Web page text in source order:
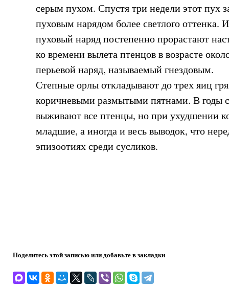
серым пухом. Спустя три недели этот пух
пуховым нарядом более светлого оттенка.
пуховый наряд постепенно прорастают
ко времени вылета птенцов в возрасте
перьевой наряд, называемый гнездовым.
Степные орлы откладывают до трех яиц
коричневыми размытыми пятнами. В годы
выживают все птенцы, но при ухудшении
младшие, а иногда и весь выводок, что
эпизоотиях среди сусликов.
Поделитесь этой записью или добавьте в закладки